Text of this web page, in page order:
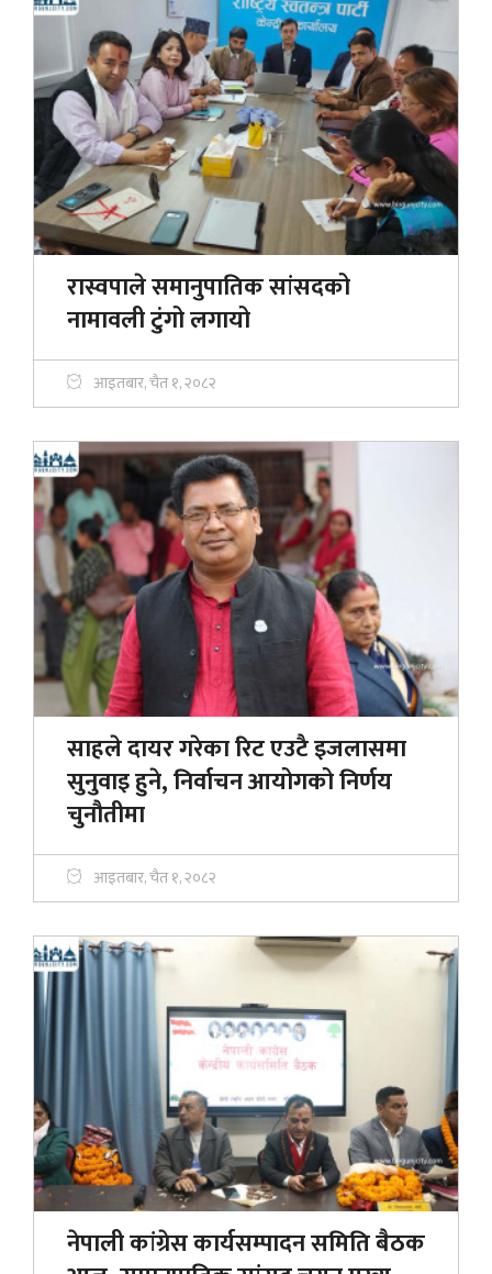
रास्वपाले समानुपातिक सांसदको
नामावली टुंगो लगायो
आइतबार, चैत १, २०८२
साहले दायर गरेका रिट एउटै इजलासमा
सुनुवाइ हुने, निर्वाचन आयोगको निर्णय
चुनौतीमा
आइतबार, चैत १, २०८२
नेपाली कांग्रेस कार्यसम्पादन समिति बैठक